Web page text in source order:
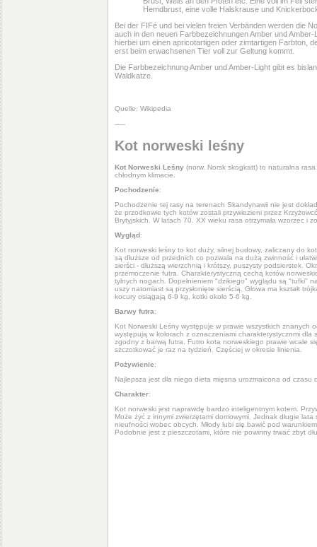
Hemdbrust, eine volle Halskrause und
Bei der FIFé und bei vielen freien Verbänden werden die
auch in den neuen Farbbezeichnungen Amber und
hierbei um einen apricotartigen oder zimtartigen Farbton,
erst beim erwachsenen Tier voll zur Geltung kommt.
Die Farbbezeichnung Amber und Amber-Light gibt es
Waldkatze.
Quelle: Wikipedia
-----
Kot norweski leśny
Kot Norweski Leśny (norw. Norsk skogkatt) to naturalna
chłodnym klimacie.
Pochodzenie:
Pochodzenie tej rasy na terenach Skandynawii nie jest
że przodkowie tych kotów zostali przywiezieni przez
Brytyjskich. W latach 70. XX wieku rasa otrzymała wzorzec i
Wygląd:
Kot norweski leśny to kot duży, silnej budowy, zaliczany do
są dłuższe od przednich co pozwala na dużą zwinność i
sierści - dłuższą wierzchnią i krótszy, puszysty podsierstek.
przemoczenie futra. Charakterystyczną cechą kotów
tylnych nogach. Dopełnieniem "dzikiego" wyglądu są "tufki"
uszy natomiast są przysłonięte sierścią. Głowa ma kształt
kocury osiągają 6-9 kg, kotki około 5-6 kg.
Barwy futra:
Kot Norweski Leśny występuje w prawie wszystkich znanych
występują w kolorach z oznaczeniami charakterystycznmi dla
zgodny z barwą futra. Futro kota norweskiego prawie wcale
szczotkować je raz na tydzień. Częściej w okresie linienia.
Pożywienie:
Najlepsza jest dla niego dieta mięsna urozmaicona od czasu
Charakter:
Kot norweski jest naprawdę bardzo inteligentnym kotem.
Może żyć z innymi zwierzętami domowymi. Jednak długie
nieufności wobec obcych. Młody lubi się bawić pod
Podobnie jest z pieszczotami, które nie powinny trwać zbyt